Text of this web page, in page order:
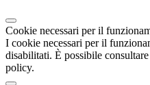
Cookie necessari per il
I cookie necessari per il
disabilitati. È possibile
policy.